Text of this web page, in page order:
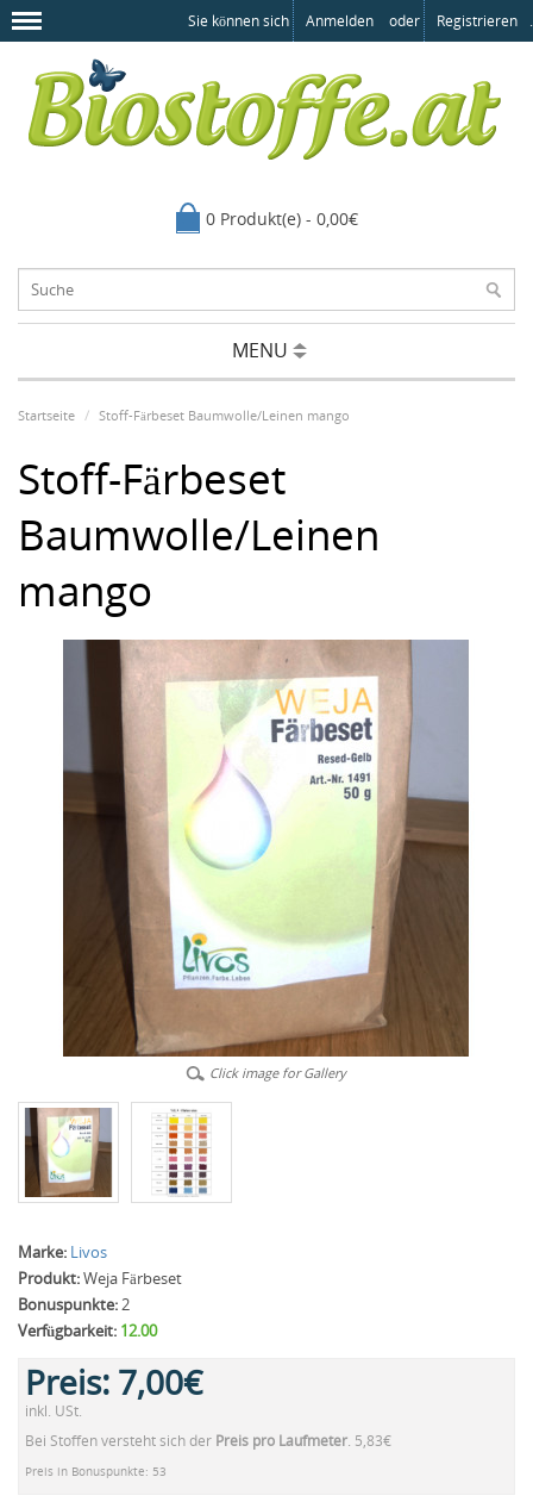
Sie können sich Anmelden oder Registrieren .
0 Produkt(e) - 0,00€
MENU
Startseite Stoff-Färbeset Baumwolle/Leinen mango
Stoff-Färbeset
Baumwolle/Leinen
mango
Click image for Gallery
Marke: Livos
Produkt:Weja Färbeset
Bonuspunkte:2
Verfügbarkeit: 12.00
Preis: 7,00€
inkl. USt.
Bei Stoffen versteht sich der Preis pro Laufmeter. 5,83€
Preis in Bonuspunkte: 53